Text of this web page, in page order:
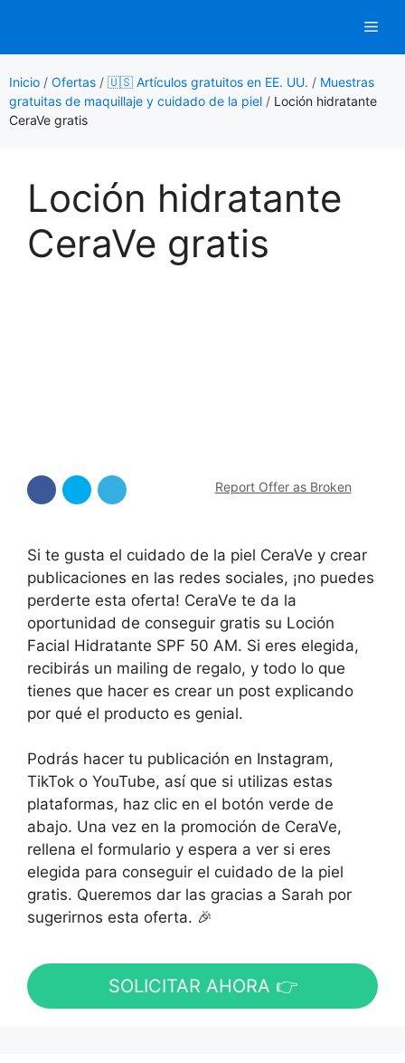
contenido
Inicio / Ofertas / 🇺🇸 Artículos gratuitos en EE. UU. / Muestras
gratuitas de maquillaje y cuidado de la piel / Loción hidratante
CeraVe gratis
Loción hidratante
CeraVe gratis
Report Offer as Broken
Si te gusta el cuidado de la piel CeraVe y crear
publicaciones en las redes sociales, ¡no puedes
perderte esta oferta! CeraVe te da la
oportunidad de conseguir gratis su Loción
Facial Hidratante SPF 50 AM. Si eres elegida,
recibirás un mailing de regalo, y todo lo que
tienes que hacer es crear un post explicando
por qué el producto es genial.
Podrás hacer tu publicación en Instagram,
TikTok o YouTube, así que si utilizas estas
plataformas, haz clic en el botón verde de
abajo. Una vez en la promoción de CeraVe,
rellena el formulario y espera a ver si eres
elegida para conseguir el cuidado de la piel
gratis. Queremos dar las gracias a Sarah por
sugerirnos esta oferta. 🎉
SOLICITAR AHORA 👉